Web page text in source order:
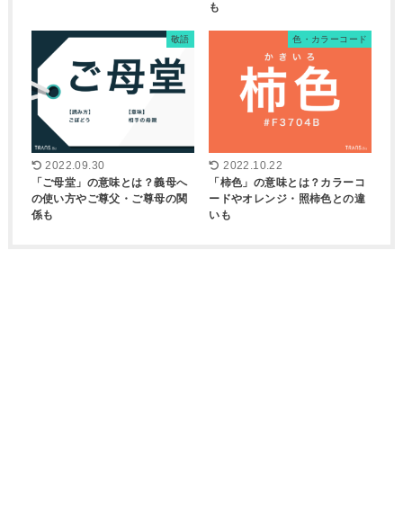
も
敬語
2022.09.30
「ご母堂」の意味とは？義母へ
の使い方やご尊父・ご尊母の関
係も
色・カラーコード
2022.10.22
「柿色」の意味とは？カラーコ
ードやオレンジ・照柿色との違
いも